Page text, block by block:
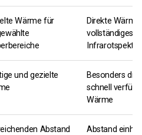
Wärme für
Direkte
vollständiges
und gezielte
Besonders
schnell
Wärme
Abstand
Abstand